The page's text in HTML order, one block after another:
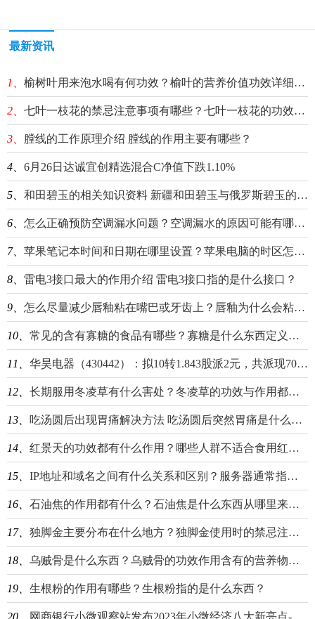
最新资讯
1、 榆树叶用来泡水喝有何功效？榆叶的营养价值功效详细介绍
2、 七叶一枝花的禁忌注意事项有哪些？七叶一枝花的功效作用详细介绍
3、 膛线的工作原理介绍 膛线的作用主要有哪些？
4、 6月26日达诚宜创精选混合C净值下跌1.10%
5、 和田碧玉的相关知识资料 新疆和田碧玉与俄罗斯碧玉的区别有哪些？
6、 怎么正确预防空调漏水问题？空调漏水的原因可能有哪些？
7、 苹果笔记本时间和日期在哪里设置？苹果电脑的时区怎么设置的？
8、 雷电3接口最大的作用介绍 雷电3接口指的是什么接口？
9、 怎么尽量减少唇釉粘在嘴巴或牙齿上？唇釉为什么会粘在牙齿上？
10、 常见的含有寡糖的食品有哪些？寡糖是什么东西定义是什么？
11、 华昊电器（430442）：拟10转1.843股派2元，共派现700万元
12、 长期服用冬凌草有什么害处？冬凌草的功效与作用都有什么？
13、 吃汤圆后出现胃痛解决方法 吃汤圆后突然胃痛是什么情况？
14、 红景天的功效都有什么作用？哪些人群不适合食用红景天？
15、 IP地址和域名之间有什么关系和区别？服务器通常指的是什么东西？
16、 石油焦的作用都有什么？石油焦是什么东西从哪里来的？
17、 独脚金主要分布在什么地方？独脚金使用时的禁忌注意事项有哪些？
18、 乌贼骨是什么东西？乌贼骨的功效作用含有的营养物质有哪些？
19、 生根粉的作用有哪些？生根粉指的是什么东西？